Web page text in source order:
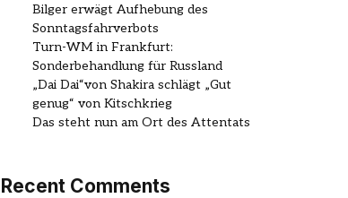
Bilger erwägt Aufhebung des
Sonntagsfahrverbots
Turn-WM in Frankfurt:
Sonderbehandlung für Russland
„Dai Dai“von Shakira schlägt „Gut
genug“ von Kitschkrieg
Das steht nun am Ort des Attentats
Recent Comments